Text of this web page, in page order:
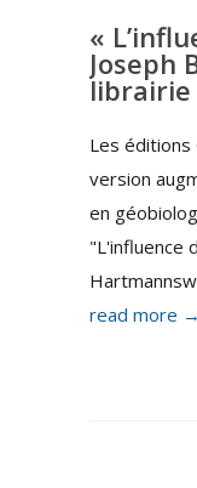
«
Joseph
librairie
Les éditions
version
en
"L'influence
read more →